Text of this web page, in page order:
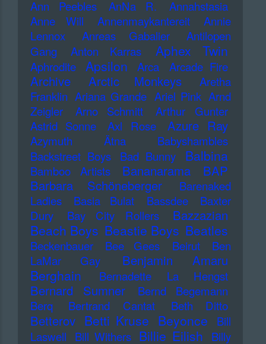
Ann Peebles
AnNa R.
Annahstasia
Anne Will
Annenmaykantereit
Annie
Lennox
Anreas Gabalier
Antilopen
Gang
Anton Karras Aphex Twin
Aphrodite Apsilon Arca Arcade Fire
Archive Arctic Monkeys
Aretha
Franklin Ariana Grande Ariel Pink Arnd
Zeigler
Arno Schmitt
Arthur Gunter
Astrid Sonne
Axl Rose Azure Ray
Azymuth Ätna
Babyshambles
Backstreet Boys
Bad Bunny Balbina
Bamboo Artists Bananarama
BAP
Barbara Schöneberger
Barenaked
Ladies
Basia Bulat Bassdee
Baxter
Dury
Bay City Rollers Bazzazian
Beach Boys Beastie Boys Beatles
Beckenbauer Bee Gees Beirut
Ben
LaMar Gay
Benjamin Amaru
Berghain Bernadette La Hengst
Bernard Sumner
Bernd Begemann
Berq
Bertrand Cantat Beth Ditto
Betterov Betti Kruse Beyonce
Bill
Laswell
Bill Withers Billie Eilish
Billy